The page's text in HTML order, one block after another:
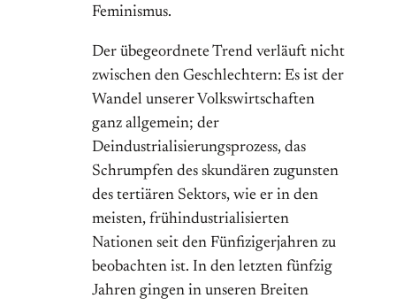
Feminismus.
Der übegeordnete Trend verläuft nicht
zwischen den Geschlechtern: Es ist der
Wandel unserer Volkswirtschaften
ganz allgemein; der
Deindustrialisierungsprozess, das
Schrumpfen des skundären zugunsten
des tertiären Sektors, wie er in den
meisten, frühindustrialisierten
Nationen seit den Fünfizigerjahren zu
beobachten ist. In den letzten fünfzig
Jahren gingen in unseren Breiten